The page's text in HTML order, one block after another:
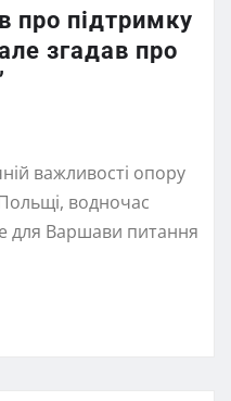
про підтримку
згадав про
важливості опору
водночас
для Варшави питання